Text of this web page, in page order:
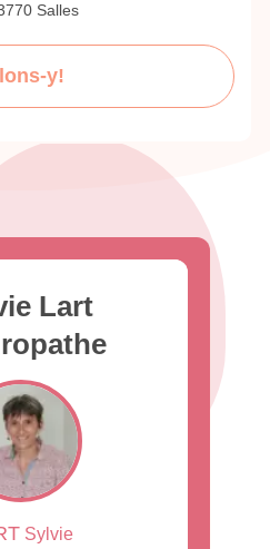
Salles
y!
Lart
Sylvie